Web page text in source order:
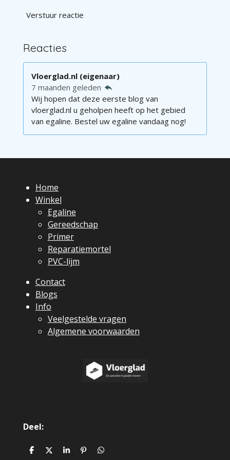
Verstuur reactie
Reacties
Vloerglad.nl (eigenaar)
7 maanden geleden
Wij hopen dat deze eerste blog van
vloerglad.nl u geholpen heeft op het gebied
van egaline. Bestel uw egaline vandaag nog!
Home
Winkel
Egaline
Gereedschap
Primer
Reparatiemortel
PVC-lijm
Contact
Blogs
Info
Veelgestelde vragen
Algemene voorwaarden
Deel:
D
D
S
P
D